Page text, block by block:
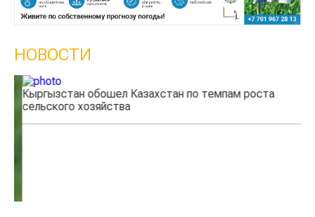
НОВОСТИ
Кыргызстан обошел Казахстан по темпам роста
сельского хозяйства